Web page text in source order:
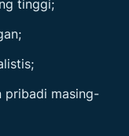
tinggi;
pribadi masing-